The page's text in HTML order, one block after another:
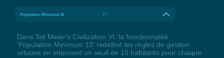
Population Minimum 10 F7
Dans Sid Meier's Civilization VI, la fonctionnalité
'Population Minimum 10' redéfinit les règles de gestion
urbaine en imposant un seuil de 10 habitants pour chaque